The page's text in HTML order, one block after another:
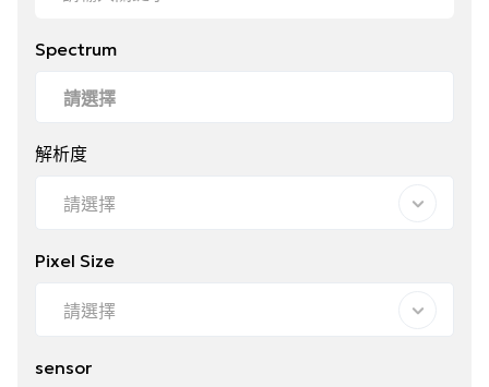
Spectrum
解析度
請選擇
Pixel Size
請選擇
sensor